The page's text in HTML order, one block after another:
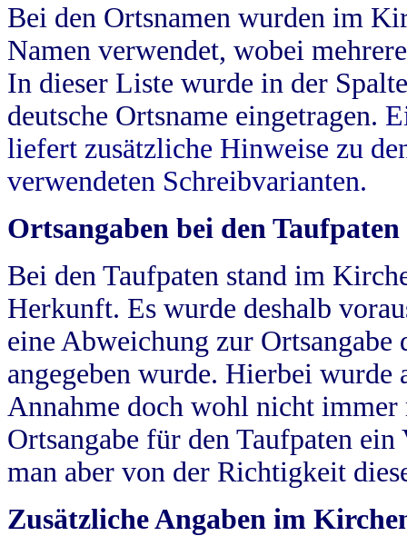
Bei den Ortsnamen wurden im
Namen verwendet, wobei
In dieser Liste wurde in der
deutsche Ortsname eingetragen.
liefert zusätzliche Hinweise zu
verwendeten Schreibvarianten.
Ortsangaben bei den Taufpaten
Bei den Taufpaten stand im
Herkunft. Es wurde deshalb
eine Abweichung zur
angegeben wurde. Hierbei wurde
Annahme doch wohl nicht
Ortsangabe für den Taufpaten
man aber von der Richtigkeit
Zusätzliche Angaben im